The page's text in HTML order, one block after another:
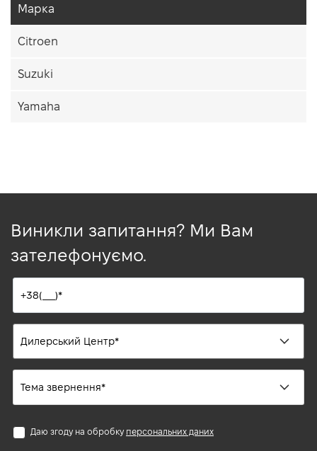
Марка
Citroen
Suzuki
Yamaha
Виникли запитання? Ми Вам
зателефонуємо.
Даю згоду на обробку персональних даних